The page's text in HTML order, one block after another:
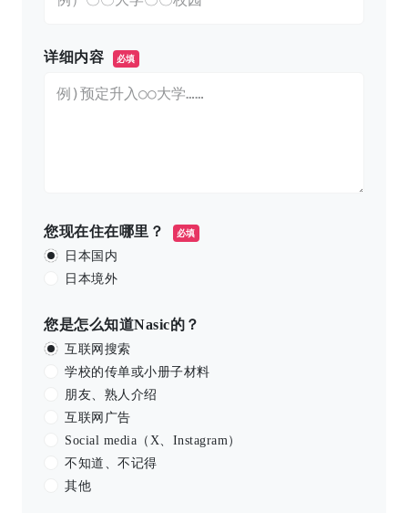
详细内容 必填
您现在住在哪里？ 必填
日本国内
日本境外
您是怎么知道Nasic的？
互联网搜索
学校的传单或小册子材料
朋友、熟人介绍
互联网广告
Social media（X、Instagram）
不知道、不记得
其他